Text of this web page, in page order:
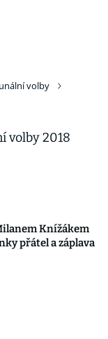
volby
Knížákem
přátel a záplava